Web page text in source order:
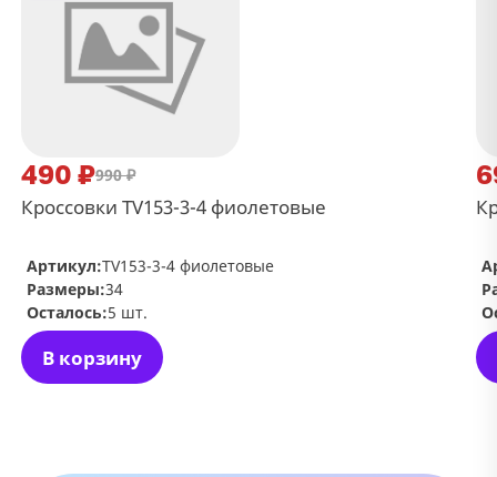
490 ₽990 ₽
Кроссовки TV153-3-4 фиолетовые
В корзину
Артикул:TV153-3-4 фиолетовые
Размеры:34
Осталось:5 шт.